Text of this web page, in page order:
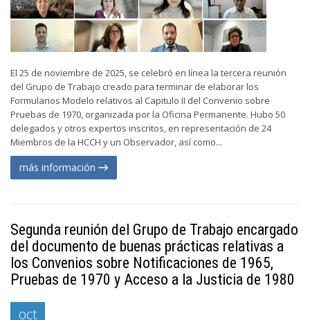
El 25 de noviembre de 2025, se celebró en línea la tercera reunión
del Grupo de Trabajo creado para terminar de elaborar los
Formularios Modelo relativos al Capitulo II del Convenio sobre
Pruebas de 1970, organizada por la Oficina Permanente. Hubo 50
delegados y otros expertos inscritos, en representación de 24
Miembros de la HCCH y un Observador, así como...
más información
Segunda reunión del Grupo de Trabajo encargado
del documento de buenas prácticas relativas a
los Convenios sobre Notificaciones de 1965,
Pruebas de 1970 y Acceso a la Justicia de 1980
oct